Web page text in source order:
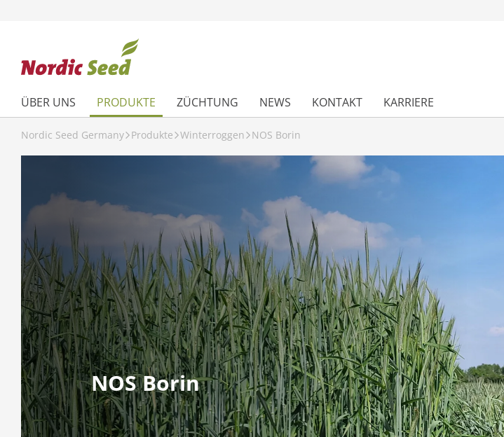
ÜBER UNS PRODUKTE ZÜCHTUNG NEWS KONTAKT KARRIERE
Nordic Seed Germany Produkte Winterroggen NOS Borin
NOS Borin